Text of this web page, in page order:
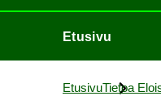
Etusi­vu
Etusi­vuTie­toa